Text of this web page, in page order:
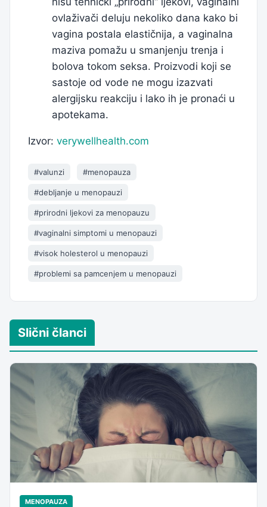
ovlaživači deluju nekoliko dana kako bi
vagina postala elastičnija, a vaginalna
maziva pomažu u smanjenju trenja i
bolova tokom seksa. Proizvodi koji se
sastoje od vode ne mogu izazvati
alergijsku reakciju i lako ih je pronaći u
apotekama.
Izvor: verywellhealth.com
#valunzi #menopauza
#debljanje u menopauzi
#prirodni ljekovi za menopauzu
#vaginalni simptomi u menopauzi
#visok holesterol u menopauzi
#problemi sa pamcenjem u menopauzi
Slični članci
MENOPAUZA